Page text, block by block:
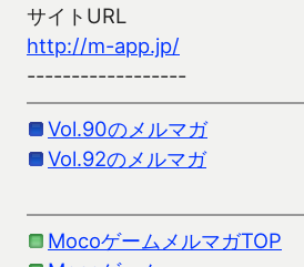
サイトURL
http://m-app.jp/
------------------
Vol.90のメルマガ
Vol.92のメルマガ
MocoゲームメルマガTOP